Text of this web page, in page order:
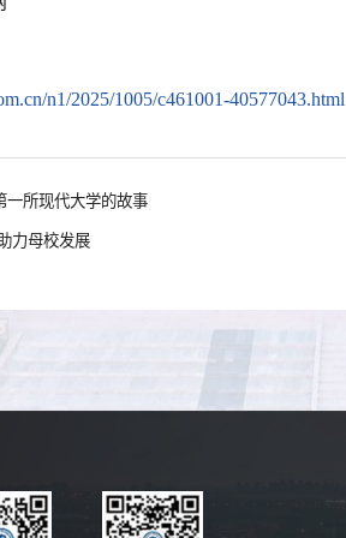
n1/2025/1005/c461001-40577043.html
一所现代大学的故事
力母校发展